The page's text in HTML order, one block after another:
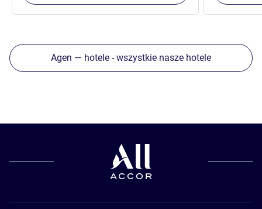
Agen — hotele - wszystkie nasze hotele